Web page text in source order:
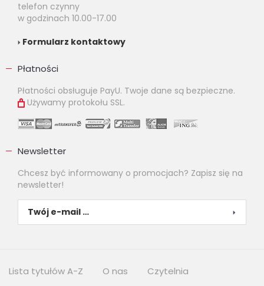
telefon czynny
w godzinach 10.00-17.00
Formularz kontaktowy
Płatności
Płatności obsługuje PayU. Twoje dane są bezpieczne.
Używamy protokołu SSL.
Newsletter
Chcesz być informowany o promocjach? Zapisz się na
newsletter!
Lista tytułów A-Z O nas Czytelnia